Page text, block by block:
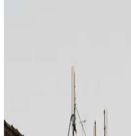
Genius-Rabatte werden auf einen
den
das Hotel selbst ins Genius-